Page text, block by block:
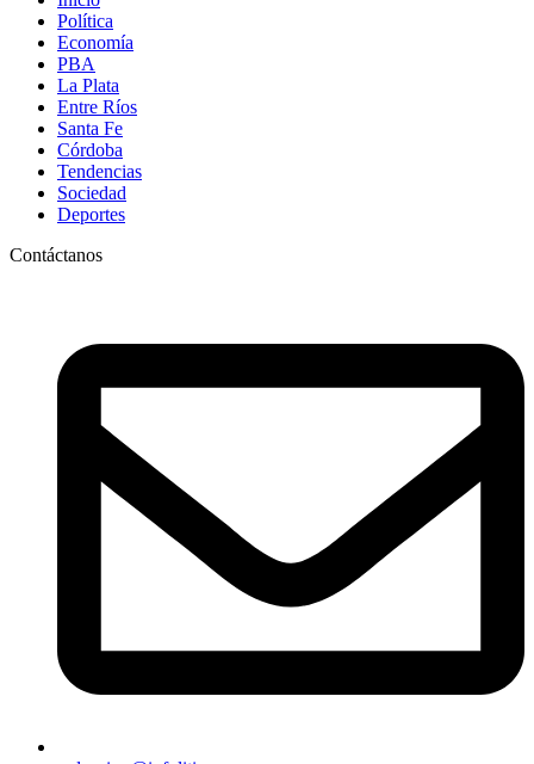
Política
Economía
PBA
La Plata
Entre Ríos
Santa Fe
Córdoba
Tendencias
Sociedad
Deportes
Contáctanos